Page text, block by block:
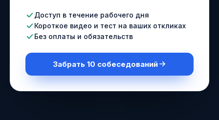
Доступ в течение рабочего дня
Короткое видео и тест на ваших откликах
Без оплаты и обязательств
Забрать 10 собеседований